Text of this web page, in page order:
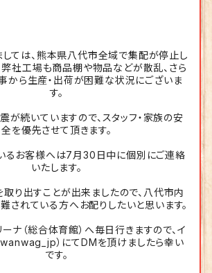
ては、熊本県八代市全域で集配が停止し
弊社工場も商品棚や物品などが散乱、さら
から生産・出荷が困難な状況にございま
す。
が続いていますので、スタッフ・家族の安
全を優先させて頂きます。
るお客様へは7月30日中に個別にご連絡
いたします。
取り出すことが出来ましたので、八代市内
されている方へお配りしたいと思います。
ナ（総合体育館）へ毎日行きますので、イ
）にてDMを頂けましたら幸い
です。